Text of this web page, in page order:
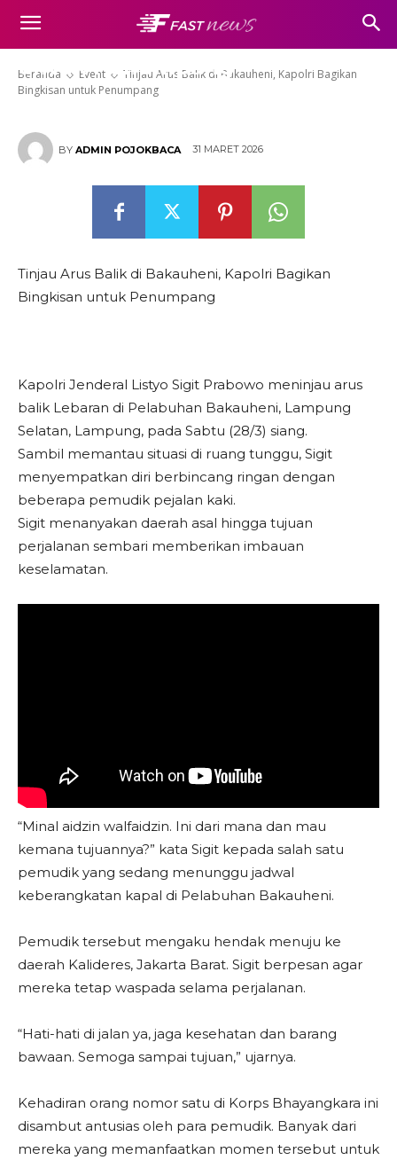
Beranda Event
Tinjau Arus Balik di Bakauheni, Kapolri Bagikan
Bingkisan untuk Penumpang
Tinjau Arus Balik di Bakauheni,
Kapolri Bagikan Bingkisan
untuk Penumpang
BY ADMIN POJOKBACA 31 MARET 2026
Tinjau Arus Balik di Bakauheni, Kapolri Bagikan
Bingkisan untuk Penumpang
Kapolri Jenderal Listyo Sigit Prabowo meninjau arus
balik Lebaran di Pelabuhan Bakauheni, Lampung
Selatan, Lampung, pada Sabtu (28/3) siang.
Sambil memantau situasi di ruang tunggu, Sigit
menyempatkan diri berbincang ringan dengan
beberapa pemudik pejalan kaki.
Sigit menanyakan daerah asal hingga tujuan
perjalanan sembari memberikan imbauan
keselamatan.
“Minal aidzin walfaidzin. Ini dari mana dan mau
kemana tujuannya?” kata Sigit kepada salah satu
pemudik yang sedang menunggu jadwal
keberangkatan kapal di Pelabuhan Bakauheni.
Pemudik tersebut mengaku hendak menuju ke
daerah Kalideres, Jakarta Barat. Sigit berpesan agar
mereka tetap waspada selama perjalanan.
“Hati-hati di jalan ya, jaga kesehatan dan barang
bawaan. Semoga sampai tujuan,” ujarnya.
Kehadiran orang nomor satu di Korps Bhayangkara ini
disambut antusias oleh para pemudik. Banyak dari
mereka yang memanfaatkan momen tersebut untuk